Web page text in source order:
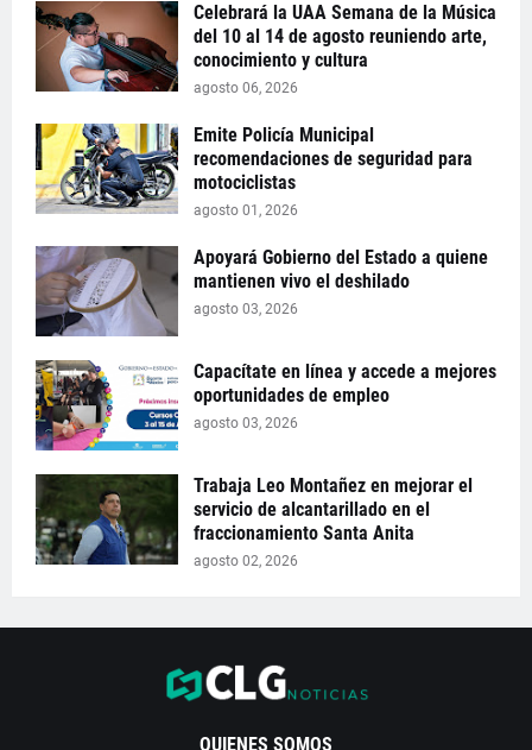
Celebrará la UAA Semana de la Música
del 10 al 14 de agosto reuniendo arte,
conocimiento y cultura
agosto 06, 2026
Emite Policía Municipal
recomendaciones de seguridad para
motociclistas
agosto 01, 2026
Apoyará Gobierno del Estado a quiene
mantienen vivo el deshilado
agosto 03, 2026
Capacítate en línea y accede a mejores
oportunidades de empleo
agosto 03, 2026
Trabaja Leo Montañez en mejorar el
servicio de alcantarillado en el
fraccionamiento Santa Anita
agosto 02, 2026
QUIENES SOMOS